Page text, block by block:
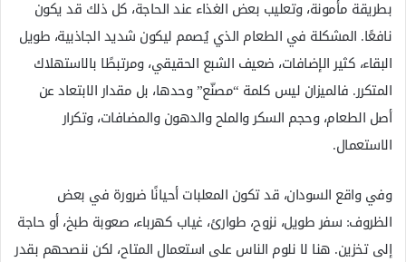
بطريقة مأمونة، وتعليب بعض الغذاء عند الحاجة، كل ذلك قد يكون
نافعًا. المشكلة في الطعام الذي يُصمم ليكون شديد الجاذبية، طويل
البقاء، كثير الإضافات، ضعيف الشبع الحقيقي، ومرتبطًا بالاستهلاك
المتكرر. فالميزان ليس كلمة “مصنّع” وحدها، بل مقدار الابتعاد عن
أصل الطعام، وحجم السكر والملح والدهون والمضافات، وتكرار
الاستعمال.
وفي واقع السودان، قد تكون المعلبات أحيانًا ضرورة في بعض
الظروف: سفر طويل، نزوح، طوارئ، غياب كهرباء، صعوبة طبخ، أو حاجة
إلى تخزين. هنا لا نلوم الناس على استعمال المتاح، لكن ننصحهم بقدر